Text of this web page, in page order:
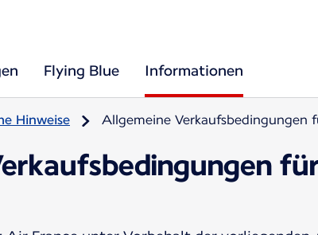
Flying Blue Informationen
Hinweise Allgemeine Verkaufsbedingungen